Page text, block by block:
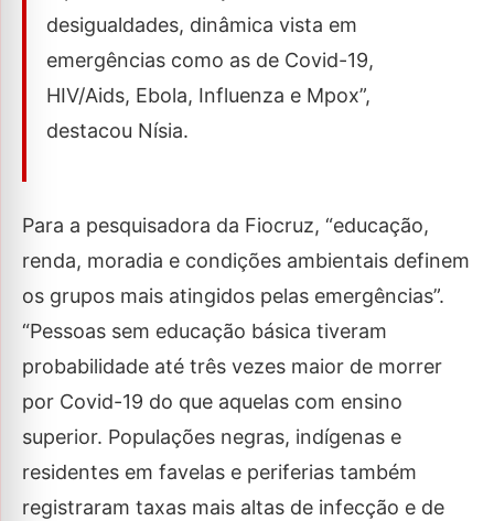
desigualdades, dinâmica vista em
emergências como as de Covid-19,
HIV/Aids, Ebola, Influenza e Mpox”,
destacou Nísia.
Para a pesquisadora da Fiocruz, “educação,
renda, moradia e condições ambientais definem
os grupos mais atingidos pelas emergências”.
“Pessoas sem educação básica tiveram
probabilidade até três vezes maior de morrer
por Covid-19 do que aquelas com ensino
superior. Populações negras, indígenas e
residentes em favelas e periferias também
registraram taxas mais altas de infecção e de